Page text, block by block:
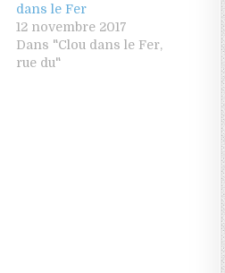
dans le Fer
12 novembre 2017
Dans "Clou dans le Fer,
rue du"